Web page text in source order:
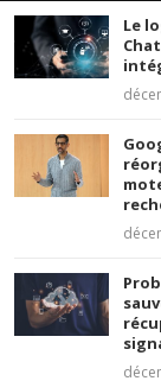
@2026 - Tous
Le